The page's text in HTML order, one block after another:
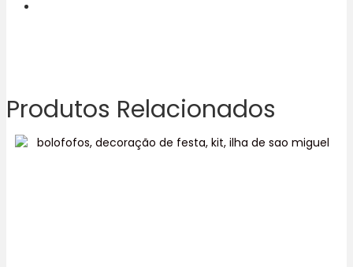
Produtos Relacionados